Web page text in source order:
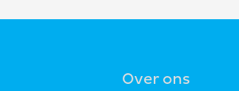
Over ons